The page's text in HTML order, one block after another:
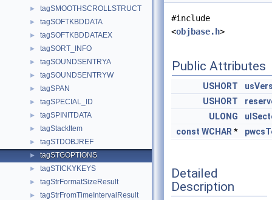
► tagSMOOTHSCROLLSTRUCT
► tagSOFTKBDDATA
► tagSOFTKBDDATAEX
► tagSORT_INFO
► tagSOUNDSENTRYA
► tagSOUNDSENTRYW
► tagSPAN
► tagSPECIAL_ID
► tagSPINITDATA
► tagStackItem
► tagSTDOBJREF
► tagSTGOPTIONS
► tagSTICKYKEYS
► tagStrFormatSizeResult
► tagStrFromTimeIntervalResult
#include
<objbase.h>
Public Attributes
USHORT
USHORT
ULONG
const WCHAR *
Detailed
Description